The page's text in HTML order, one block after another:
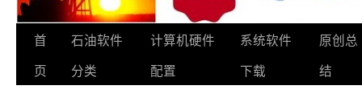
跳首
页
石油软件
分类
计算机硬件
配置
系统软件
下载
原创总
结